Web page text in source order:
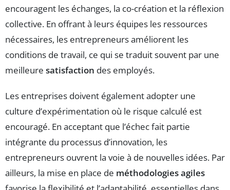
encouragent les échanges, la co-création et la réflexion
collective. En offrant à leurs équipes les ressources
nécessaires, les entrepreneurs améliorent les
conditions de travail, ce qui se traduit souvent par une
meilleure satisfaction des employés.
Les entreprises doivent également adopter une
culture d’expérimentation où le risque calculé est
encouragé. En acceptant que l’échec fait partie
intégrante du processus d’innovation, les
entrepreneurs ouvrent la voie à de nouvelles idées. Par
ailleurs, la mise en place de méthodologies agiles